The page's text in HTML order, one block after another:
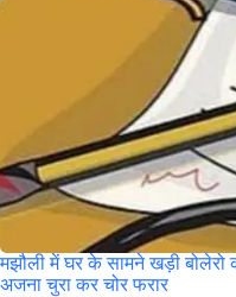
मझौली में घर के सामने खड़ी बोलेरो
अजना चुरा कर चोर फरार